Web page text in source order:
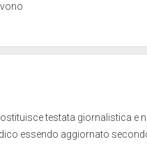
testata giornalistica e
essendo aggiornato